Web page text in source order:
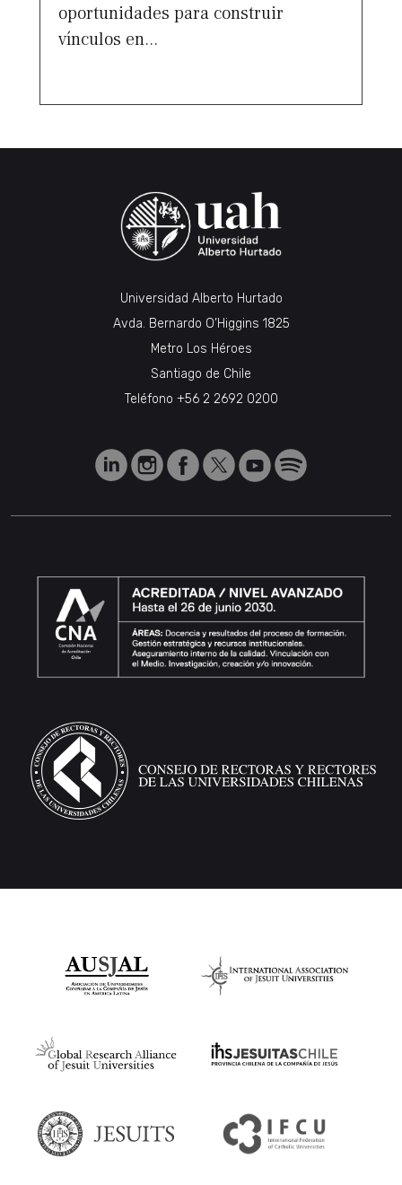
oportunidades para construir
vínculos en...
Universidad Alberto Hurtado
Avda. Bernardo O’Higgins 1825
Metro Los Héroes
Santiago de Chile
Teléfono +56 2 2692 0200